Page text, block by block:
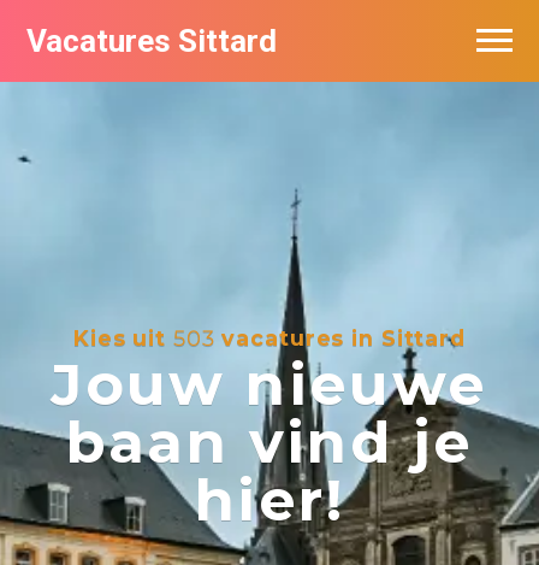
Vacatures Sittard
Kies uit 503 vacatures in Sittard
Jouw nieuwe
baan vind je
hier!
Vacatures per bedrijf